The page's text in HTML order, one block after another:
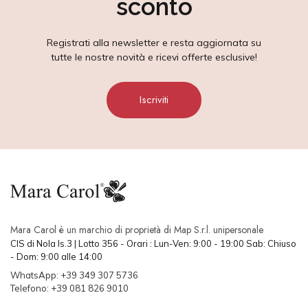
sconto
Registrati alla newsletter e resta aggiornata su
tutte le nostre novità e ricevi offerte esclusive!
Iscriviti
Mara Carol è un marchio di proprietà di Map S.r.l. unipersonale
CIS di Nola Is.3 | Lotto 356 - Orari : Lun-Ven: 9:00 - 19:00 Sab: Chiuso
- Dom: 9:00 alle 14:00
WhatsApp: +39 349 307 5736
Telefono: +39 081 826 9010